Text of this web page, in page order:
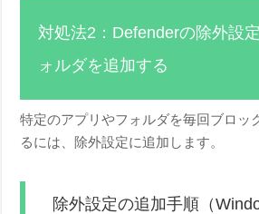
対処法2：Defenderの除外設
ォルダを追加する
特定のアプリやフォルダを毎回ブロッ
るには、除外設定に追加します。
除外設定の追加手順（